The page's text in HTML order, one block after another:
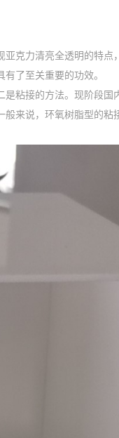
克力清亮全透明的特点
了至关重要的功效。
粘接的方法。现阶段国
来说，环氧树脂型的粘